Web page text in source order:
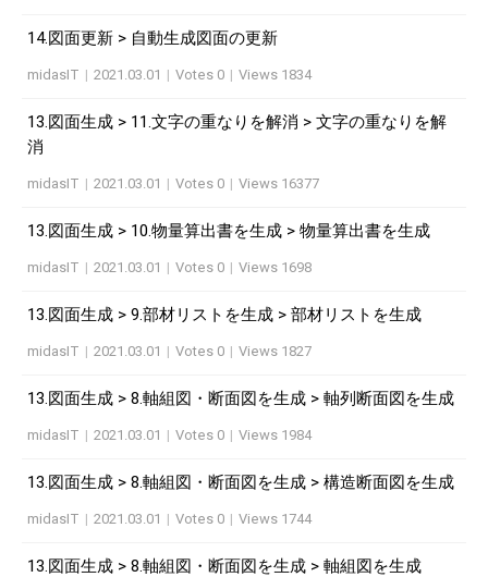
14.図面更新 > 自動生成図面の更新
midasIT | 2021.03.01 | Votes 0 | Views 1834
13.図面生成 > 11.文字の重なりを解消 > 文字の重なりを解
消
midasIT | 2021.03.01 | Votes 0 | Views 16377
13.図面生成 > 10.物量算出書を生成 > 物量算出書を生成
midasIT | 2021.03.01 | Votes 0 | Views 1698
13.図面生成 > 9.部材リストを生成 > 部材リストを生成
midasIT | 2021.03.01 | Votes 0 | Views 1827
13.図面生成 > 8.軸組図・断面図を生成 > 軸列断面図を生成
midasIT | 2021.03.01 | Votes 0 | Views 1984
13.図面生成 > 8.軸組図・断面図を生成 > 構造断面図を生成
midasIT | 2021.03.01 | Votes 0 | Views 1744
13.図面生成 > 8.軸組図・断面図を生成 > 軸組図を生成